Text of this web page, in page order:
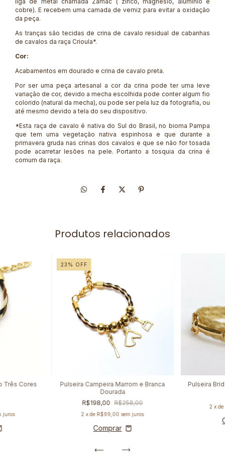
cobre). E recebem uma camada de verniz para evitar a oxidação
da peça.
As tranças são tecidas de crina de cavalo residual de cabanhas
de cavalos da raça Crioula*.
Cor:
Acabamentos em dourado e crina de cavalo preta.
Por ser uma peça artesanal a cor da crina pode ter uma leve
variação de cor, devido a mecha escolhida pode conter algum fio
colorido (natural da mecha), ou pode ser pela luz da fotografia, ou
até mesmo devido a tela do seu dispositivo.
*Esta raça de cavalo é nativa do Sul do Brasil, no bioma Pampa
que tem uma vegetação nativa espinhosa e que durante a
primavera gruda nas crinas dos cavalos e que se não for tosada
pode acarretar lesões na pele. Portanto a tosquia da crina é
comum da raça.
Produtos relacionados
Três Cores
juros
23 % OFF
Pulseira Campeira Marrom e Branca
Dourada
R$198,00 R$258,00
2 x de R$99,00 sem juros
Pulseira
2 x de